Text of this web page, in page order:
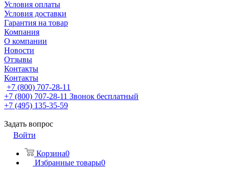
Условия оплаты
Условия доставки
Гарантия на товар
Компания
О компании
Новости
Отзывы
Контакты
Контакты
+7 (800) 707-28-11
+7 (800) 707-28-11 Звонок бесплатный
+7 (495) 135-35-59
Задать вопрос
Войти
Корзина0
Избранные товары0